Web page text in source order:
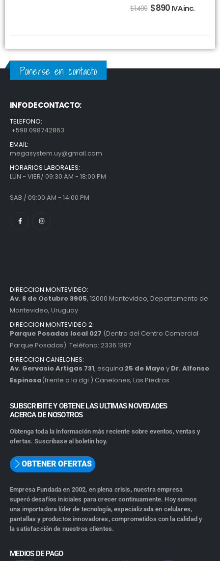
$1.400 $890 IVA inc.
Ponerse en contacto
INFO DE CONTACTO:
TELEFONO:
+598 098742863
EMAIL:
megasystem.uy@gmail.com
HORARIOS LABORALES:
LUN - VIER/ 09:30 AM - 18:00 PM
SAB / 09:00 AM - 14:00 PM
DIRECCION MONTEVIDEO:
Av. 8 de Octubre 3905, 12000 Montevideo, Departamento de
Montevideo, Uruguay
DIRECCION MONTEVIDEO 2:
Parque Posadas local 027 (Dentro del Centro Comercial
Parque Posadas). Teléfono: 2336 1397
DIRECCION CANELONES:
Av. Gervasio Artigas 731, esquina 25 de Mayoy Dr. Alfonso
Espinosa(frente a la dgi ) Canelones, Las Piedras
SUBSCRIBITE Y OBTENE LAS ULTIMAS NOVEDADES
ACERCA DE NOSOTROS
Obtenga toda la información más reciente sobre eventos, ventas y
ofertas. Suscríbase al boletín hoy.
OBTENER OFERTAS
Empresa Fundada en 2002, en plena crisis, nuestra empresa
superó desafíos iniciales para crecer continuamente. Hoy somos
una importadora líder de tecnología, especializada en celulares,
pantallas y productos innovadores, comprometidos con la calidad y
la satisfacción de nuestros clientes.
MEDIOS DE PAGO